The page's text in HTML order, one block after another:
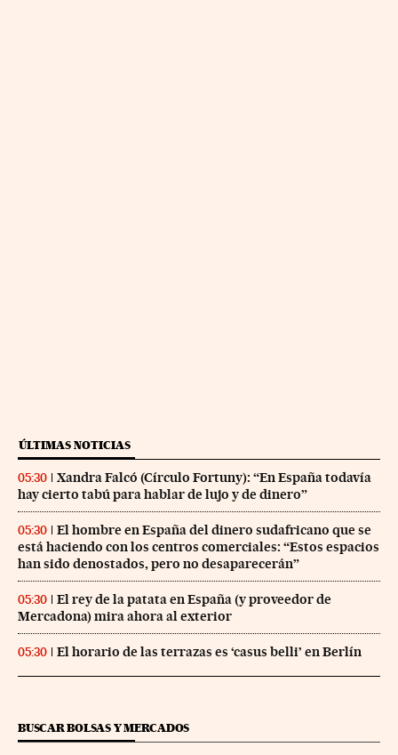
ÚLTIMAS NOTICIAS
05:30
Xandra Falcó (Círculo Fortuny): “En España todavía
hay cierto tabú para hablar de lujo y de dinero”
05:30
El hombre en España del dinero sudafricano que se
está haciendo con los centros comerciales: “Estos espacios
han sido denostados, pero no desaparecerán”
05:30
El rey de la patata en España (y proveedor de
Mercadona) mira ahora al exterior
05:30 El horario de las terrazas es ‘casus belli’ en Berlín
BUSCAR BOLSAS Y MERCADOS